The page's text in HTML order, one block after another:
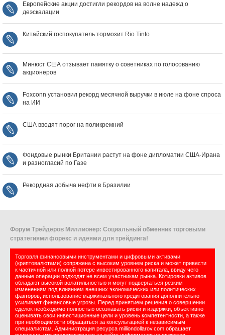
Европейские акции достигли рекордов на волне надежд о
деэскалации
Китайский госпокупатель тормозит Rio Tinto
Минюст США отзывает памятку о советниках по голосованию
акционеров
Foxconn установил рекорд месячной выручки в июле на фоне спроса
на ИИ
США вводят порог на поликремний
Фондовые рынки Британии растут на фоне дипломатии США‑Ирана
и разногласий по Газе
Рекордная добыча нефти в Бразилии
Форум Трейдеров Миллионер: Социальный обменник торговыми
стратегиями форекс и идеями для трейдинга!
Торговля финансовыми инструментами и цифровыми активами
(криптовалютами) сопряжена с высоким уровнем риска и может привести
к частичной или полной потере инвестированного капитала, ввиду чего
данные операции подходят не всем участникам рынка. Котировки активов
обладают высокой волатильностью и могут подвергаться резким
изменениям под влиянием внешних экономических или политических
факторов; использование маржинального кредитования дополнительно
усиливает финансовые угрозы. Перед принятием решения о совершении
сделок необходимо полностью осознавать риски и издержки, объективно
оценивать свои инвестиционные цели и уровень компетентности, а также
при необходимости обращаться за консультацией к независимым
специалистам. Администрация ресурса milliondollarov.com обращает